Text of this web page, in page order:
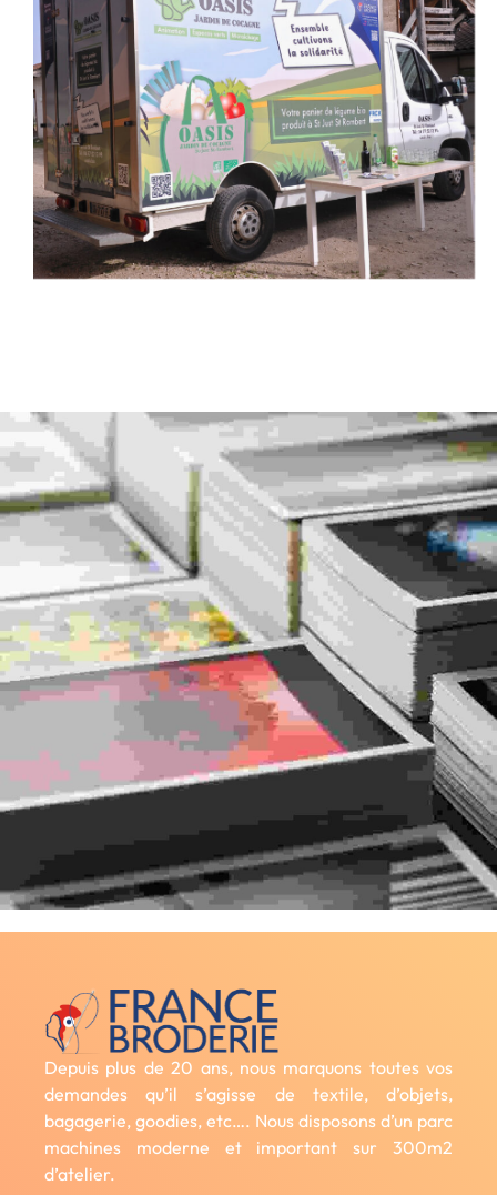
Depuis plus de 20 ans, nous marquons toutes vos
demandes qu’il s’agisse de textile, d’objets,
bagagerie, goodies, etc…. Nous disposons d’un parc
machines moderne et important sur 300m2
d’atelier.